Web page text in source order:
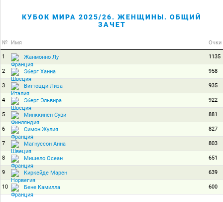
КУБОК МИРА 2025/26. ЖЕНЩИНЫ. ОБЩИЙ
ЗАЧЕТ
№ Имя Очки
1 Жанмонно Лу 1135
2 Эберг Ханна 958
3 Виттоцци Лиза 935
4 Эберг Эльвира 922
5 Минккинен Суви 881
6 Симон Жулия 827
7 Магнуссон Анна 803
8 Мишело Осеан 651
9 Киркейде Марен 639
10 Бене Камилла 600